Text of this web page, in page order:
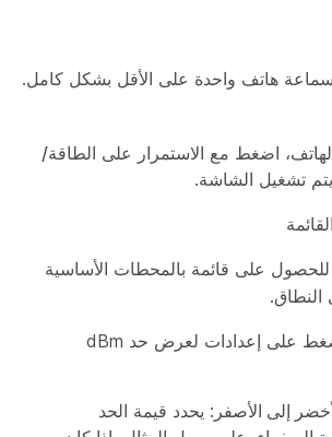
هاتف واحدة على الأقل بشكل كامل.
اضغط مع الاستمرار على الطاقة/
تشغيل الشاشة.
القائمة
للحصول على قائمة بالمحطات الأساسية
النطاق.
على إعدادات
لعرض حد dBm
إلى الأصفر : يحدد قيمة الحد